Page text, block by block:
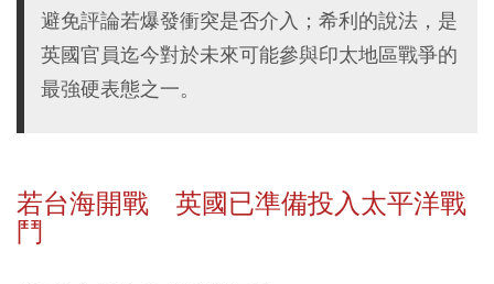
避免評論若爆發衝突是否介入；希利的說法，是
英國官員迄今對於未來可能參與印太地區戰爭的
最強硬表態之一。
若台海開戰 英國已準備投入太平洋戰
鬥